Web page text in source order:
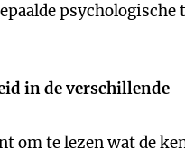
psychologische
in de verschillende
om te lezen wat de